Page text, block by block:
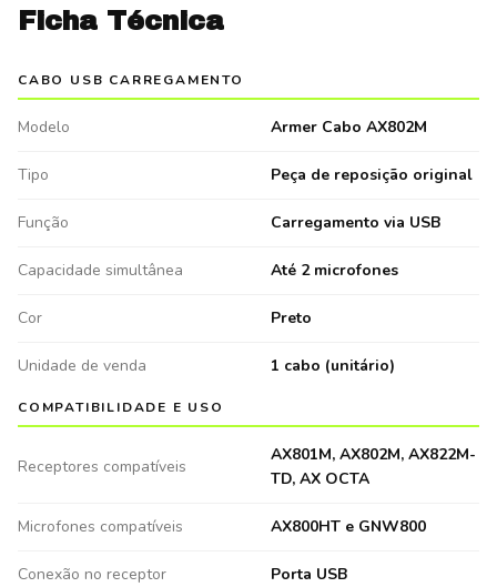
Ficha Técnica
CABO USB CARREGAMENTO
Modelo Armer Cabo AX802M
Tipo Peça de reposição original
Função Carregamento via USB
Capacidade simultânea Até 2 microfones
Cor Preto
Unidade de venda 1 cabo (unitário)
COMPATIBILIDADE E USO
Receptores compatíveis
AX801M, AX802M, AX822M-
TD, AX OCTA
Microfones compatíveis AX800HT e GNW800
Conexão no receptor Porta USB